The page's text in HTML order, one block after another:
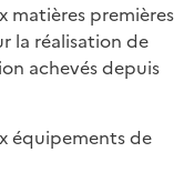
matières premières
la réalisation de
achevés depuis
équipements de